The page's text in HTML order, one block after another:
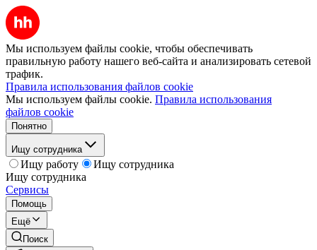
Мы используем файлы cookie, чтобы обеспечивать
правильную работу нашего веб-сайта и анализировать сетевой
трафик.
Правила использования файлов cookie
Мы используем файлы cookie. Правила использования
файлов cookie
Понятно
Ищу сотрудника
Ищу работу
Ищу сотрудника
Ищу сотрудника
Сервисы
Помощь
Ещё
Поиск